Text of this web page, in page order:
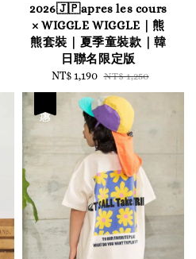
2026🇯🇵apres les cours
× WIGGLE WIGGLE｜熊
熊套裝｜夏季童裝款｜韓
日聯名限定版
Sale
price
NT$ 1,190 Regular
price
NT$ 1,250